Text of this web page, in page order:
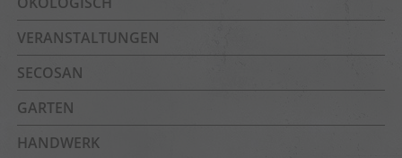
VERANSTALTUNGEN
SECOSAN
GARTEN
HANDWERK